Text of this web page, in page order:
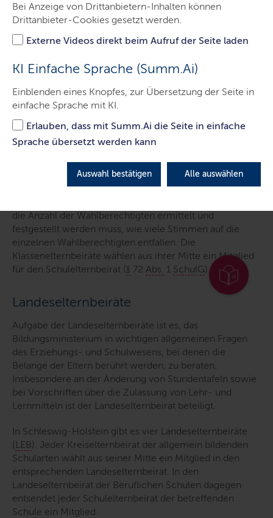
Bei Anzeige von Drittanbietern-Inhalten können
Drittanbieter-Cookies gesetzt werden.
Externe Videos direkt beim Aufruf der Seite laden
KI Einfache Sprache (Summ.Ai)
Einblenden eines Knopfes, zur Übersetzung der Seite in
einfache Sprache mit KI.
Erlauben, dass mit Summ.Ai die Seite in einfache
Sprache übersetzt werden kann
Auswahl bestätigen Alle auswählen
Inhalte dieser Seite
an öffentlichen Schulen regelt die Wahlen für
Klasseneltern-, Schuleltern-, Kreiseltern- und
Landeselternbeiräte.
Abstimmungen in Elternversammlungen jeder Elternteil
jeweils eine Stimme pro Kind hat. Ist jedoch nur ein
Elternteil vorhanden oder in Elternversammlungen
anwesend, hat dieser zwei Stimmen pro Kind (§69Abs.
die Anzahl der Wahlberechtigten ermittelt und
festgestellt werden muss, wie viele Stimmen auf die
einzelnen Wahlberechtigten entfallen. Die
Klassenelternbeiräte wählen aus ihrer Mitte ein Mitglied
für den Schulelternbeirat (§ 72 Abs. 1 SchulG).
Landeselternbeiräte
Aufgabe der Landeselternbeiräte ist es, das
Bildungsministerium in wichtigen allgemeinen Fragen
des Erziehungs- und Schulwesens, bei denen die
Belange der Eltern berührt werden, zu beraten.
Insbesondere an der Änderung von Stundentafeln sowie
bei Vorschriften über die Zulassung von Lehr- und
Lernmitteln ist der Landeselternbeirat beteiligt.
In Schleswig-Holstein gibt es vier Landeselternbeiräte
(LEB). Jeder Kreiselternbeirat der allgemein bildenden
Schularten wählt aus seiner Mitte ein Mitglied in den
entsprechenden Landeselternbeirat. In den
Landeselternbeirat der Beruflichen Schulen dagegen
entsendet jeder Schulelternbeirat der betreffenden
Schule ein Mitglied.